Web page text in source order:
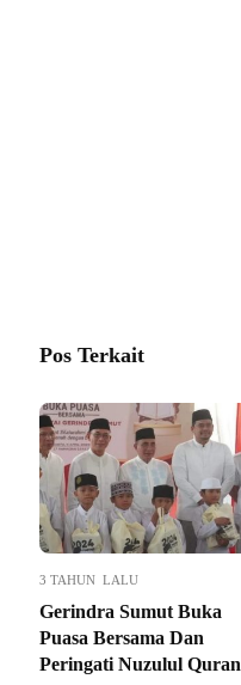
Pos Terkait
3 TAHUN LALU
Gerindra Sumut Buka
Puasa Bersama Dan
Peringati Nuzulul Quran